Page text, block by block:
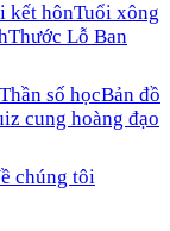
kết hônTuổi xông
Thước Lỗ Ban
Thần số họcBản đồ
cung hoàng đạo
chúng tôi